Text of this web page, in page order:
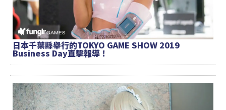
日本千葉縣舉行的TOKYO GAME SHOW 2019
Business Day直擊報導！